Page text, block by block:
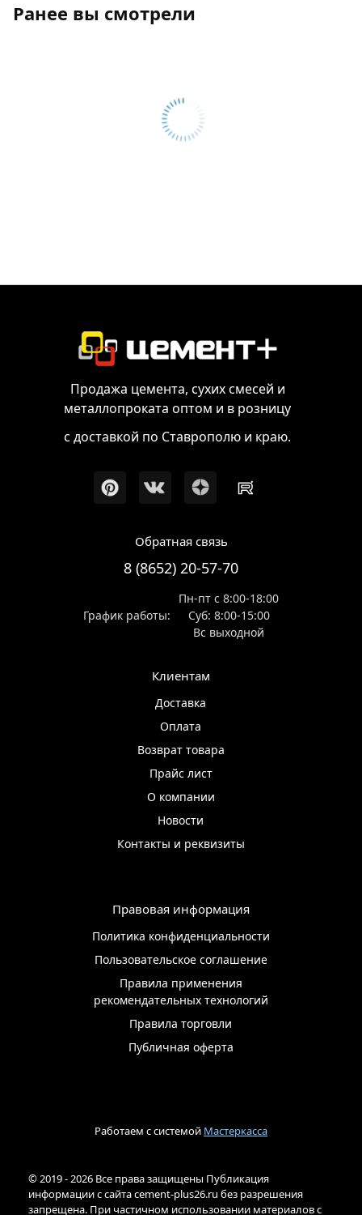
Ранее вы смотрели
Продажа цемента, сухих смесей и
металлопроката оптом и в розницу
с доставкой по Ставрополю и краю.
Обратная связь
8 (8652) 20-57-70
График работы:
Пн-пт с 8:00-18:00
Суб: 8:00-15:00
Вс выходной
Клиентам
Доставка
Оплата
Возврат товара
Прайс лист
О компании
Новости
Контакты и реквизиты
Правовая информация
Политика конфиденциальности
Пользовательское соглашение
Правила применения
рекомендательных технологий
Правила торговли
Публичная оферта
Работаем с системой Мастеркасса
© 2019 - 2026 Все права защищены Публикация
информации с сайта cement-plus26.ru без разрешения
запрещена. При частичном использовании материалов с